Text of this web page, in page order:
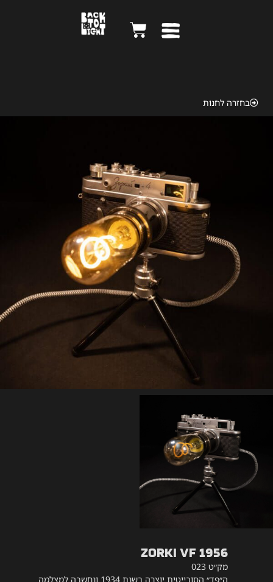
Zorki VF 1956
בחזרה לחנות
Zorki VF 1956
מק״ט 023
ה״פד״ הסובייטית יוצרה בשנת 1934 ונחשבה למצלמה